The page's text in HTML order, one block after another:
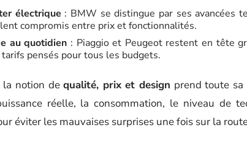
électrique : BMW se distingue par ses avancées
compromis entre prix et fonctionnalités.
au quotidien : Piaggio et Peugeot restent en tête
pensés pour tous les budgets.
la notion dequalité, prix et design prend toute sa
réelle, la consommation, le niveau de
éviter les mauvaises surprises une fois sur la